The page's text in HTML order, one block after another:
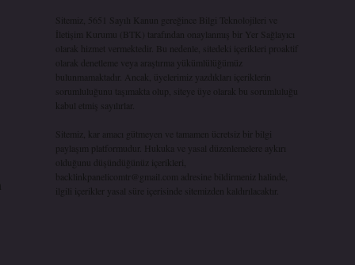
Sitemiz, 5651 Sayılı Kanun gereğince Bilgi Teknolojileri ve
İletişim Kurumu (BTK) tarafından onaylanmış bir Yer Sağlayıcı
olarak hizmet vermektedir. Bu nedenle, sitedeki içerikleri proaktif
olarak denetleme veya araştırma yükümlülüğümüz
bulunmamaktadır. Ancak, üyelerimiz yazdıkları içeriklerin
sorumluluğunu taşımakta olup, siteye üye olarak bu sorumluluğu
kabul etmiş sayılırlar.
Sitemiz, kar amacı gütmeyen ve tamamen ücretsiz bir bilgi
paylaşım platformudur. Hukuka ve yasal düzenlemelere aykırı
olduğunu düşündüğünüz içerikleri,
backlinkpanelicomtr@gmail.com
adresine bildirmeniz halinde,
ilgili içerikler yasal süre içerisinde sitemizden kaldırılacaktır.